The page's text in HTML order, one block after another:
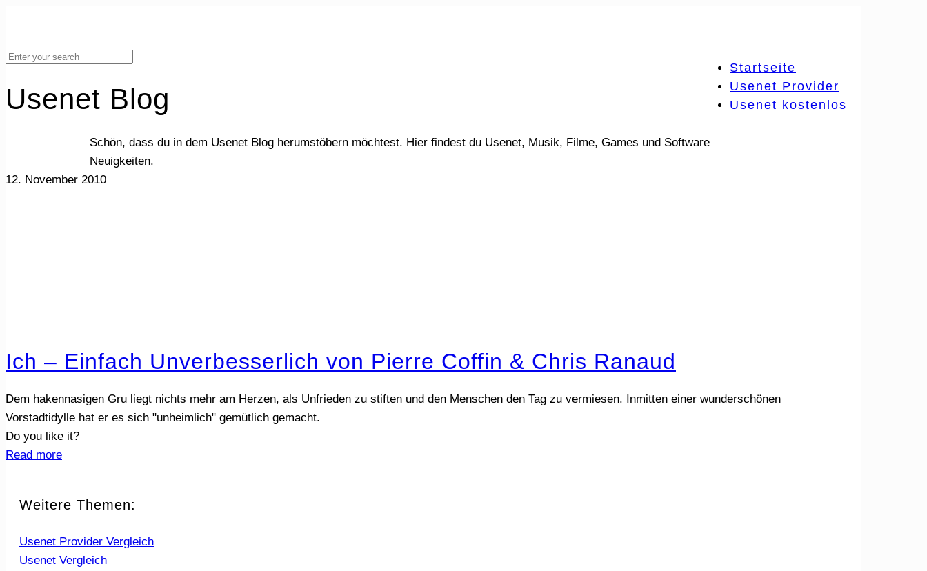
Startseite
Usenet Provider
Usenet kostenlos
Usenet Blog
Schön, dass du in dem Usenet Blog herumstöbern möchtest. Hier findest du Usenet, Musik, Filme, Games und Software
Neuigkeiten.
12. November 2010
Ich – Einfach Unverbesserlich von Pierre Coffin & Chris Ranaud
Dem hakennasigen Gru liegt nichts mehr am Herzen, als Unfrieden zu stiften und den Menschen den Tag zu vermiesen. Inmitten einer wunderschönen
Vorstadtidylle hat er es sich "unheimlich" gemütlich gemacht.
Do you like it?
Read more
Weitere Themen:
Usenet Provider Vergleich
Usenet Vergleich